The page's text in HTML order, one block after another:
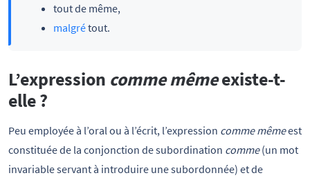
tout de même,
malgrétout.
L’expression comme mêmeexiste-t-
elle ?
Peu employée à l’oral ou à l’écrit, l’expression comme mêmeest
constituée de la conjonction de subordination comme(un mot
invariable servant à introduire une subordonnée) et de